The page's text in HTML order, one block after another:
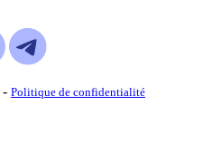
- Politique de confidentialité